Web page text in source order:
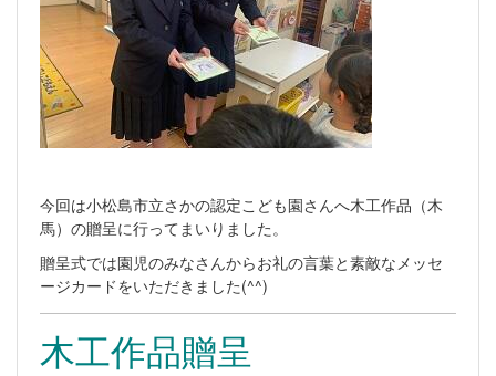
今回は小松島市立さかの認定こども園さんへ木工作品（木
馬）の贈呈に行ってまいりました。
贈呈式では園児のみなさんからお礼の言葉と素敵なメッセ
ージカードをいただきました(^^)
木工作品贈呈